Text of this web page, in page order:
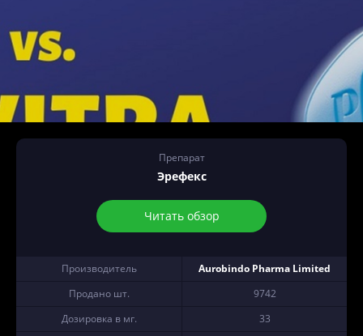
Препарат
Эрефекс
Читать обзор
Производитель
Aurobindo Pharma Limited
Продано шт.
9742
Дозировка в мг.
33